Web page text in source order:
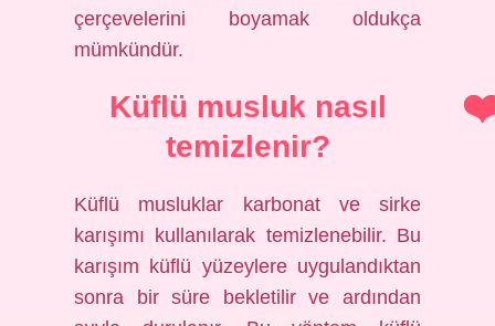
çerçevelerini boyamak oldukça
mümkündür.
Küflü musluk nasıl
temizlenir?
Küflü musluklar karbonat ve sirke
karışımı kullanılarak temizlenebilir. Bu
karışım küflü yüzeylere uygulandıktan
sonra bir süre bekletilir ve ardından